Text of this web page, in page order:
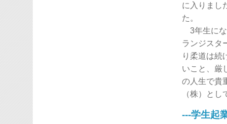
に入りまし
た。
3年生にな
ランジスタ
り柔道は続
いこと、厳
の人生で貴
（株）と
---学生起